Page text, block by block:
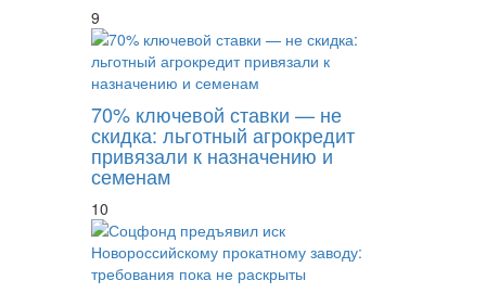
9
70% ключевой ставки — не
скидка: льготный агрокредит
привязали к назначению и
семенам
10